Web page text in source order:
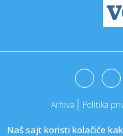
Naš sajt koristi kolačiće
odgovorio da se...
U Crnoj
17:42:Kolektivno
Arhiva Politika